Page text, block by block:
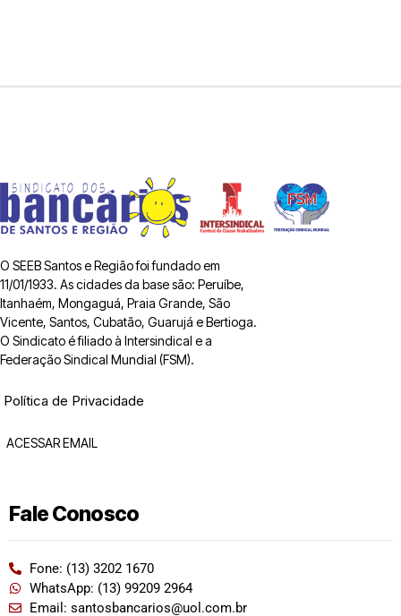
O SEEB Santos e Região foi fundado em
11/01/1933. As cidades da base são: Peruíbe,
Itanhaém, Mongaguá, Praia Grande, São
Vicente, Santos, Cubatão, Guarujá e Bertioga.
O Sindicato é filiado à Intersindical e a
Federação Sindical Mundial (FSM).
Política de Privacidade
ACESSAR EMAIL
Fale Conosco
Fone: (13) 3202 1670
WhatsApp: (13) 99209 2964
Email: santosbancarios@uol.com.br